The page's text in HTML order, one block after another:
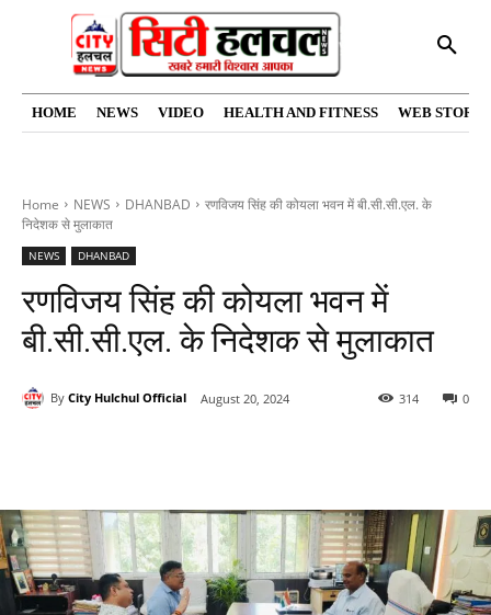
HOME NEWS VIDEO HEALTH AND FITNESS WEB
Home NEWS DHANBAD
रणविजय सिंह की कोयला भवन में बी.सी.सी.एल. के
निदेशक से मुलाकात
NEWS DHANBAD
रणविजय सिंह की कोयला भवन में
बी.सी.सी.एल. के निदेशक से मुलाकात
By City Hulchul Official August 20, 2024 0
314